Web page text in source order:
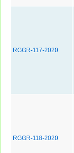
RGGR-117-2020
RGGR-118-2020